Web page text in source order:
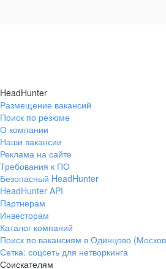
HeadHunter
Размещение вакансий
Поиск по резюме
О компании
Наши вакансии
Реклама на сайте
Требования к ПО
Безопасный HeadHunter
HeadHunter API
Партнерам
Инвесторам
Каталог компаний
Поиск по вакансиям в Одинцово
Сетка: соцсеть для нетворкинга
Соискателям